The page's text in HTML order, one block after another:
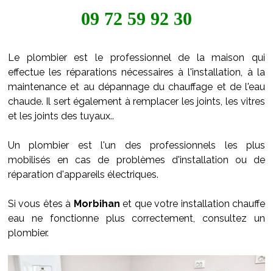
09 72 59 92 30
Le plombier est le professionnel de la maison qui
effectue les réparations nécessaires à l'installation, à la
maintenance et au dépannage du chauffage et de l'eau
chaude. Il sert également à remplacer les joints, les vitres
et les joints des tuyaux..
Un plombier est l'un des professionnels les plus
mobilisés en cas de problèmes d'installation ou de
réparation d'appareils électriques.
Si vous êtes à Morbihan et que votre installation chauffe
eau ne fonctionne plus correctement, consultez un
plombier.